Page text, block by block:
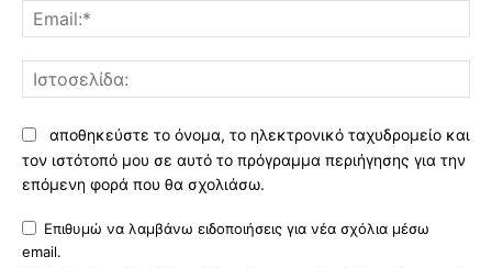
αποθηκεύστε το όνομα, το ηλεκτρονικό ταχυδρομείο και
τον ιστότοπό μου σε αυτό το πρόγραμμα περιήγησης για την
επόμενη φορά που θα σχολιάσω.
Επιθυμώ να λαμβάνω ειδοποιήσεις για νέα σχόλια μέσω
email.